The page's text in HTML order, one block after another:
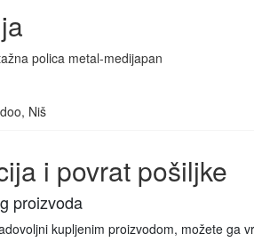
polica metal-medijapan
Niš
i povrat pošiljke
proizvoda
kupljenim proizvodom, možete ga